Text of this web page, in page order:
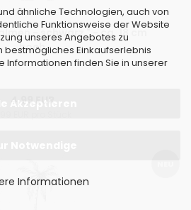
ähnliche Technologien, auch von
Funktionsweise der Website
unseres Angebotes zu
bestmögliches Einkaufserlebnis
Informationen finden Sie in unserer
Akzeptieren
Informationen
- schwarz " - ca. 18 cm
hoch
4,99 EUR